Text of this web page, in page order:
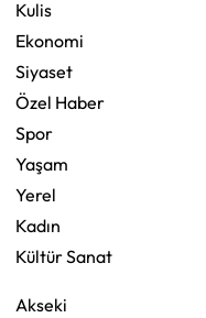
Kulis
Ekonomi
Siyaset
Özel Haber
Spor
Yaşam
Yerel
Kadın
Kültür Sanat
Akseki